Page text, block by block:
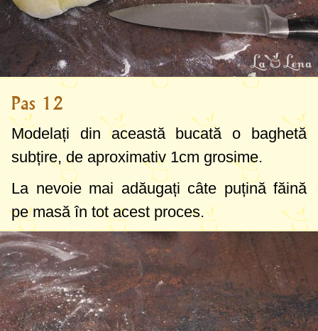
Pas 12
Modelați din această bucată o baghetă
subțire, de aproximativ 1cm grosime.
La nevoie mai adăugați câte puțină făină
pe masă în tot acest proces.